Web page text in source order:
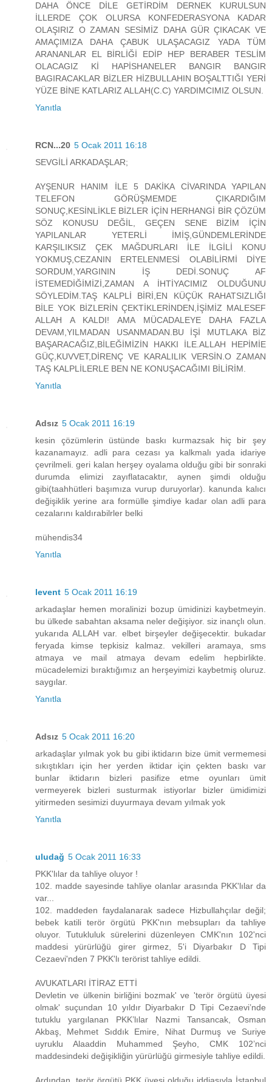
DAHA ÖNCE DİLE GETİRDİM DERNEK KURULSUN
İLLERDE ÇOK OLURSA KONFEDERASYONA KADAR
OLAŞIRIZ O ZAMAN SESİMİZ DAHA GÜR ÇIKACAK VE
AMAÇIMIZA DAHA ÇABUK ULAŞACAGIZ YADA TÜM
ARANANLAR EL BİRLİĞİ EDİP HEP BERABER TESLİM
OLACAGIZ Kİ HAPİSHANELER BANGIR BANGIR
BAGIRACAKLAR BİZLER HİZBULLAHIN BOŞALTTIĞI YERİ
YÜZE BİNE KATLARIZ ALLAH(C.C) YARDIMCIMIZ OLSUN.
Yanıtla
RCN...20 5 Ocak 2011 16:18
SEVGİLİ ARKADAŞLAR;
AYŞENUR HANIM İLE 5 DAKİKA CİVARINDA YAPILAN
TELEFON GÖRÜŞMEMDE ÇIKARDIĞIM
SONUÇ,KESİNLİKLE BİZLER İÇİN HERHANGİ BİR ÇÖZÜM
SÖZ KONUSU DEĞİL, GEÇEN SENE BİZİM İÇİN
YAPILANLAR YETERLİ İMİŞ,GÜNDEMLERİNDE
KARŞILIKSIZ ÇEK MAĞDURLARI İLE İLGİLİ KONU
YOKMUŞ,CEZANIN ERTELENMESİ OLABİLİRMİ DİYE
SORDUM,YARGININ İŞ DEDİ.SONUÇ AF
İSTEMEDİĞİMİZİ,ZAMAN A İHTİYACIMIZ OLDUĞUNU
SÖYLEDİM.TAŞ KALPLİ BİRİ,EN KÜÇÜK RAHATSIZLIĞI
BİLE YOK BİZLERİN ÇEKTİKLERİNDEN,İŞİMİZ MALESEF
ALLAH A KALDI! AMA MÜCADALEYE DAHA FAZLA
DEVAM,YILMADAN USANMADAN.BU İŞİ MUTLAKA BİZ
BAŞARACAĞIZ,BİLEĞİMİZİN HAKKI İLE.ALLAH HEPİMİE
GÜÇ,KUVVET,DİRENÇ VE KARALILIK VERSİN.O ZAMAN
TAŞ KALPLİLERLE BEN NE KONUŞACAĞIMI BİLİRİM.
Yanıtla
Adsız 5 Ocak 2011 16:19
kesin çözümlerin üstünde baskı kurmazsak hiç bir şey
kazanamayız. adli para cezası ya kalkmalı yada idariye
çevrilmeli. geri kalan herşey oyalama olduğu gibi bir sonraki
durumda elimizi zayıflatacaktır, aynen şimdi olduğu
gibi(taahhütleri başımıza vurup duruyorlar). kanunda kalıcı
değişiklik yerine ara formülle şimdiye kadar olan adli para
cezalarını kaldırabilrler belki
mühendis34
Yanıtla
levent 5 Ocak 2011 16:19
arkadaşlar hemen moralinizi bozup ümidinizi kaybetmeyin.
bu ülkede sabahtan aksama neler değişiyor. siz inançlı olun.
yukarıda ALLAH var. elbet birşeyler değişecektir. bukadar
feryada kimse tepkisiz kalmaz. vekilleri aramaya, sms
atmaya ve mail atmaya devam edelim hepbirlikte.
mücadelemizi bıraktığımız an herşeyimizi kaybetmiş oluruz.
saygılar.
Yanıtla
Adsız 5 Ocak 2011 16:20
arkadaşlar yılmak yok bu gibi iktidarın bize ümit vermemesi
sıkıştıkları için her yerden iktidar için çekten baskı var
bunlar iktidarın bizleri pasifize etme oyunları ümit
vermeyerek bizleri susturmak istiyorlar bizler ümidimizi
yitirmeden sesimizi duyurmaya devam yılmak yok
Yanıtla
uludağ 5 Ocak 2011 16:33
PKK'lılar da tahliye oluyor !
102. madde sayesinde tahliye olanlar arasında PKK'lılar da
var...
102. maddeden faydalanarak sadece Hizbullahçılar değil;
bebek katili terör örgütü PKK'nın mebsupları da tahliye
oluyor. Tutukluluk sürelerini düzenleyen CMK'nın 102'nci
maddesi yürürlüğü girer girmez, 5'i Diyarbakır D Tipi
Cezaevi'nden 7 PKK'lı terörist tahliye edildi.
AVUKATLARI İTİRAZ ETTİ
Devletin ve ülkenin birliğini bozmak' ve 'terör örgütü üyesi
olmak' suçundan 10 yıldır Diyarbakır D Tipi Cezaevi’nde
tutuklu yargılanan PKK’lılar Nazmi Tansancak, Osman
Akbaş, Mehmet Sıddık Emire, Nihat Durmuş ve Suriye
uyruklu Alaaddin Muhammed Şeyho, CMK 102’nci
maddesindeki değişikliğin yürürlüğü girmesiyle tahliye edildi.